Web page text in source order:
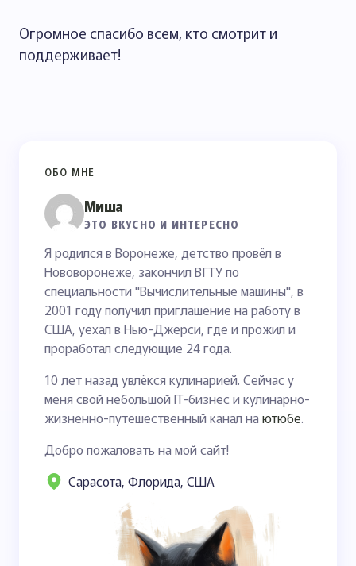
Огромное спасибо всем, кто смотрит и
поддерживает!
ОБО МНЕ
Миша
ЭТО ВКУСНО И ИНТЕРЕСНО
Я родился в Воронеже, детство провёл в
Нововоронеже, закончил ВГТУ по
специальности "Вычислительные машины", в
2001 году получил приглашение на работу в
США, уехал в Нью-Джерси, где и прожил и
проработал следующие 24 года.
10 лет назад увлёкся кулинарией. Сейчас у
меня свой небольшой IT-бизнес и кулинарно-
жизненно-путешественный канал на ютюбе.
Добро пожаловать на мой сайт!
Сарасота, Флорида, США